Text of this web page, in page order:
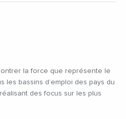
la force que représente le
les bassins d’emploi des pays du
des focus sur les plus